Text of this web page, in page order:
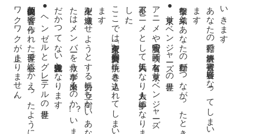
い
。
あ
な
た
の行動
で解決者
、被害者
、容疑者
に
な
っ
て
し
ま
い
ま
す
。
衝撃な結末とあなたの行動がつながったとき・・・
●東京リベンジャーズの世界
アニメや実写版の映画で有名な東京リベンジャーズ。
不良ア
ニ
メ
と
し
て大人気
に
な
り大人
も夢中
に
な
り
ま
し
た
。
こ
こ
で
は「東京卍會」
と新興不良勢力
の抗争
に巻
き込
ま
れ
て
し
ま
い
ま
す
。
東卍を壊滅
さ
せ
よ
う
と
す
る勢力
に立
ち向
か
い
あ
な
た
は
メ
ン
バー
を救
う事
が出来
る
の
か
！？
い
ま
だ
か
つ
て
な
い完全没入体験
と
な
り
ま
す
。
●ヘンゼルとグレーテルの世界
圧倒的映像美と音響
で作
ら
れ
た世界
で童心
に
か
え
っ
た
よ
う
に
ワ
ク
ワ
ク
が止
ま
り
ま
せ
ん
。